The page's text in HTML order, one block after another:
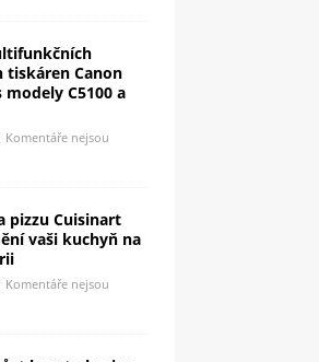
tiskáren Canon
modely C5100 a
Komentáře nejsou
pizzu Cuisinart
vaši kuchyň na
Komentáře nejsou